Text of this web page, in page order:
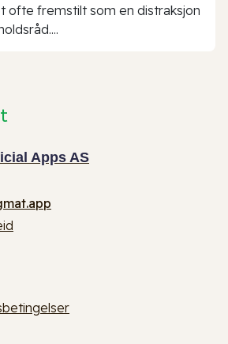
ofte fremstilt som en distraksjon
Apps AS